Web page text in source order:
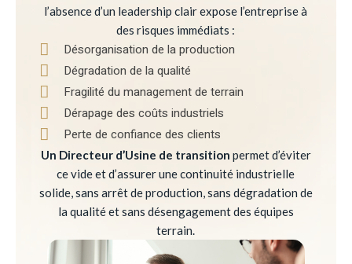
l’absence d’un leadership clair expose l’entreprise à
des risques immédiats :
Désorganisation de la production
Dégradation de la qualité
Fragilité du management de terrain
Dérapage des coûts industriels
Perte de confiance des clients
Un Directeur d’Usine de transition permet d’éviter
ce vide et d’assurer une continuité industrielle
solide, sans arrêt de production, sans dégradation de
la qualité et sans désengagement des équipes
terrain.